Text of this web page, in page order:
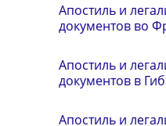
Апостиль и
документов во
Апостиль и
документов в
Апостиль и